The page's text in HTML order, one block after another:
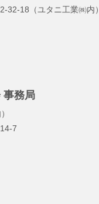
32-18（ユタニ工業㈱内）
事務局
7